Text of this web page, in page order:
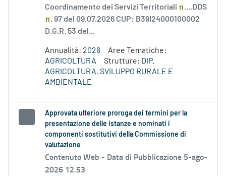
Coordinamento dei Servizi Territoriali n....DDS
n. 97 del 09.07.2026 CUP: B39I24000100002
D.G.R. 53 del...
Annualità: 2026
Aree Tematiche:
AGRICOLTURA
Strutture: DIP.
AGRICOLTURA, SVILUPPO RURALE E
AMBIENTALE
Approvata ulteriore proroga dei termini per la
presentazione delle istanze e nominati i
componenti sostitutivi della Commissione di
valutazione
Contenuto Web - Data di Pubblicazione 5-ago-
2026 12.53